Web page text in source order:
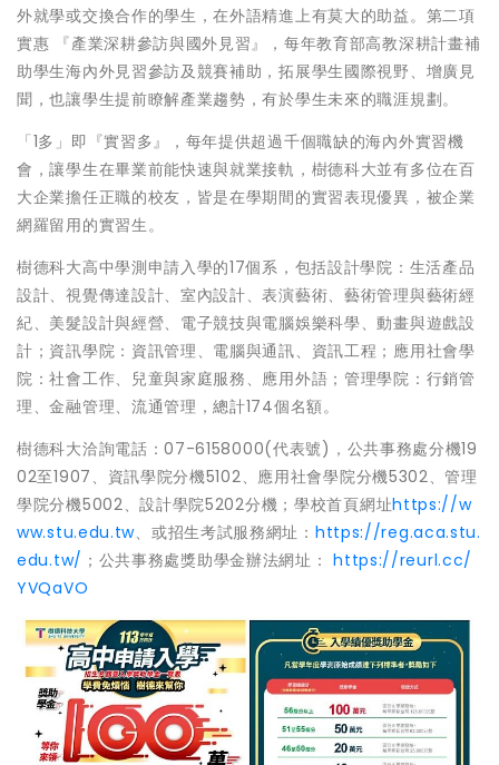
外就學或交換合作的學生，在外語精進上有莫大的助益。第二項
實惠 『產業深耕參訪與國外見習』，每年教育部高教深耕計畫補
助學生海內外見習參訪及競賽補助，拓展學生國際視野、增廣見
聞，也讓學生提前瞭解產業趨勢，有於學生未來的職涯規劃。
「1多」即『實習多』，每年提供超過千個職缺的海內外實習機
會，讓學生在畢業前能快速與就業接軌，樹德科大並有多位在百
大企業擔任正職的校友，皆是在學期間的實習表現優異，被企業
網羅留用的實習生。
樹德科大高中學測申請入學的17個系，包括設計學院：生活產品
設計、視覺傳達設計、室內設計、表演藝術、藝術管理與藝術經
紀、美髮設計與經營、電子競技與電腦娛樂科學、動畫與遊戲設
計；資訊學院：資訊管理、電腦與通訊、資訊工程；應用社會學
院：社會工作、兒童與家庭服務、應用外語；管理學院：行銷管
理、金融管理、流通管理，總計174個名額。
樹德科大洽詢電話：07-6158000(代表號)，公共事務處分機19
02至1907、資訊學院分機5102、應用社會學院分機5302、管理
學院分機5002、設計學院5202分機；學校首頁網址https://w
ww.stu.edu.tw、或招生考試服務網址： https://reg.aca.stu.
edu.tw/ ；公共事務處獎助學金辦法網址：https://reurl.cc/
YVQaVO